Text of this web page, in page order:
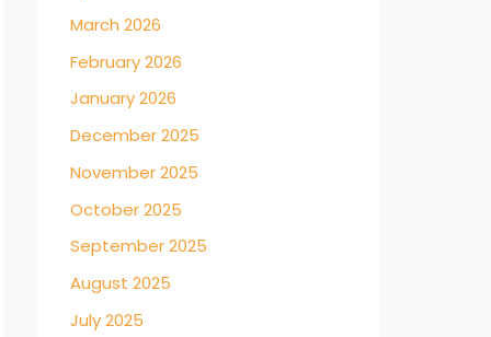
March 2026
February 2026
January 2026
December 2025
November 2025
October 2025
September 2025
August 2025
July 2025